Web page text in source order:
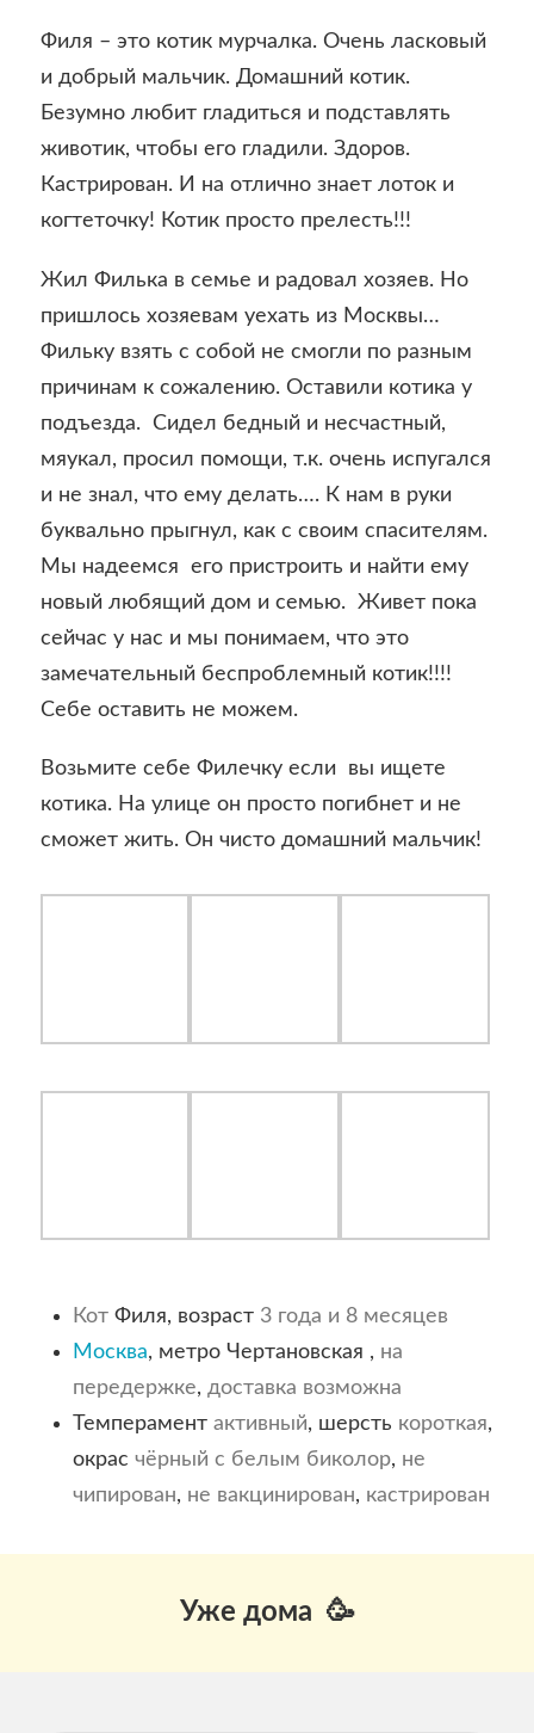
Филя – это котик мурчалка. Очень ласковый
и добрый мальчик. Домашний котик.
Безумно любит гладиться и подставлять
животик, чтобы его гладили. Здоров.
Кастрирован. И на отлично знает лоток и
когтеточку! Котик просто прелесть!!!
Жил Филька в семье и радовал хозяев. Но
пришлось хозяевам уехать из Москвы…
Фильку взять с собой не смогли по разным
причинам к сожалению. Оставили котика у
подъезда. Сидел бедный и несчастный,
мяукал, просил помощи, т.к. очень испугался
и не знал, что ему делать…. К нам в руки
буквально прыгнул, как с своим спасителям.
Мы надеемся его пристроить и найти ему
новый любящий дом и семью. Живет пока
сейчас у нас и мы понимаем, что это
замечательный беспроблемный котик!!!!
Себе оставить не можем.
Возьмите себе Филечку если вы ищете
котика. На улице он просто погибнет и не
сможет жить. Он чисто домашний мальчик!
КотФиля, возраст 3 года и 8 месяцев
Москва, метро Чертановская , на
передержке, доставка возможна
Темперамент активный, шерсть короткая,
окрас чёрный с белым биколор, не
чипирован, не вакцинирован, кастрирован
Уже дома 🥳